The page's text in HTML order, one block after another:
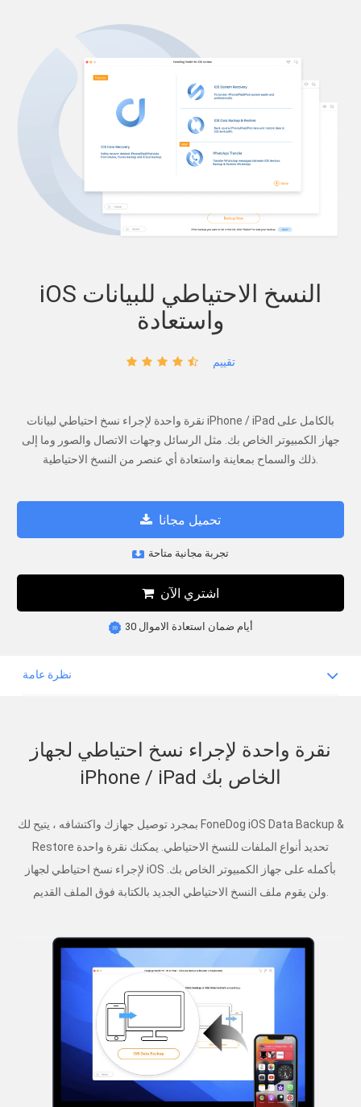
iOS النسخ الاحتياطي للبيانات
واستعادة
تقييم
نقرة واحدة لإجراء نسخ احتياطي لبيانات iPhone / iPad بالكامل على
جهاز الكمبيوتر الخاص بك. مثل الرسائل وجهات الاتصال والصور وما إلى
ذلك والسماح بمعاينة واستعادة أي عنصر من النسخ الاحتياطية.
تحميل مجانا
تجربة مجانية متاحة
اشتري الآن
30 أيام ضمان استعادة الاموال
نظرة عامة
نقرة واحدة لإجراء نسخ احتياطي لجهاز
iPhone / iPad الخاص بك
بمجرد توصيل جهازك واكتشافه ، يتيح لك FoneDog iOS Data Backup &
Restore تحديد أنواع الملفات للنسخ الاحتياطي. يمكنك نقرة واحدة
لإجراء نسخ احتياطي لجهاز iOS بأكمله على جهاز الكمبيوتر الخاص بك.